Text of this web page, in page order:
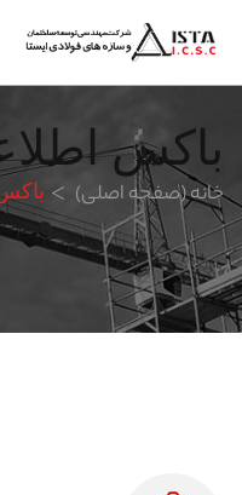
باکس
خانه (صفحه اصلی)